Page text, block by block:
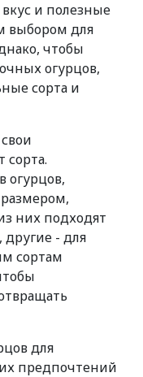
и полезные
выбором для
чтобы
огурцов,
сорта и
сорта.
огурцов,
них подходят
- для
сортам
для
предпочтений